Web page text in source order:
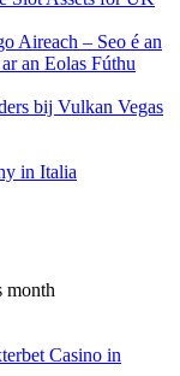
Aireach – Seo é an
an Eolas Fúthu
bij Vulkan Vegas
in Italia
month
Casino in